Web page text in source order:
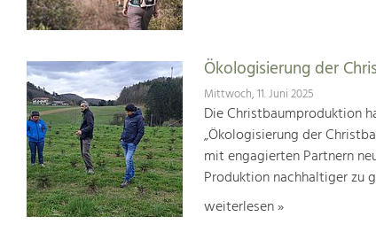
Ökologisierung der
Mittwoch, 11. Juni 2025
Die Christbaumproduktion
„Ökologisierung der
mit engagierten Partnern
Produktion nachhaltiger zu
weiterlesen »